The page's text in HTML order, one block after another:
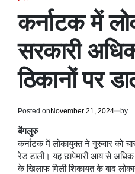
कर्नाटक में
सरकारी
ठिकानों पर
Posted onNovember 21, 2024 by
बेंगलुरु
कर्नाटक में लोकायुक्त ने गुरुवार को
रेड डाली। यह छापेमारी आय से अधिक
के खिलाफ मिली शिकायत के बाद